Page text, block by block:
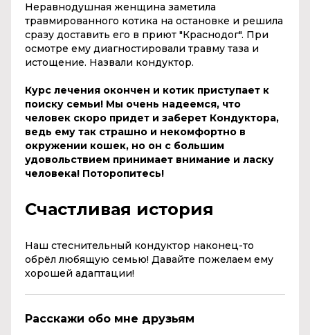
Неравнодушная женщина заметила
травмированного котика на остановке и решила
сразу доставить его в приют "Краснодог". При
осмотре ему диагностировали травму таза и
истощение. Назвали кондуктор.
Курс лечения окончен и котик приступает к
поиску семьи! Мы очень надеемся, что
человек скоро придет и заберет Кондуктора,
ведь ему так страшно и некомфортно в
окружении кошек, но он с большим
удовольствием принимает внимание и ласку
человека! Поторопитесь!
Счастливая история
Наш стеснительный кондуктор наконец-то
обрёл любящую семью! Давайте пожелаем ему
хорошей адаптации!
Расскажи обо мне друзьям